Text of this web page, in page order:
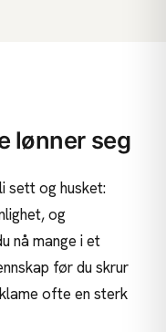
lønner seg
sett og husket:
og
nå mange i et
før du skrur
ofte en sterk